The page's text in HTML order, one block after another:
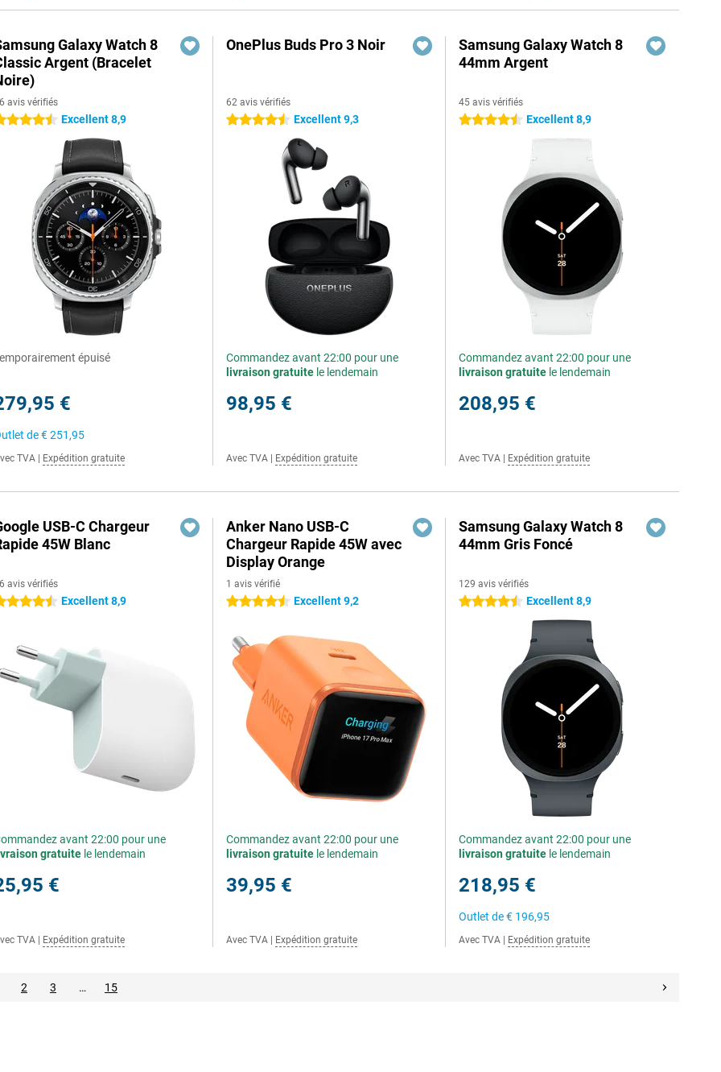
Galaxy Watch 8
Argent (Bracelet
avis vérifiés
étoiles Excellent 8,9
épuisé
€
de€ 251,95
TVA Expédition gratuite
OnePlus Buds Pro 3 Noir
62 avis vérifiés
4.5 étoiles Excellent 9,3
Commandez avant 22:00 pour une
livraison gratuite le lendemain
98,95 €
Avec TVA Expédition gratuite
Samsung Galaxy Watch 8
44mm Argent
45 avis vérifiés
4.5 étoiles Excellent 8,9
Commandez avant 22:00 pour une
livraison gratuite le lendemain
208,95 €
Avec TVA Expédition gratuite
USB-C Chargeur
45W Blanc
avis vérifiés
étoiles Excellent 8,9
avant 22:00 pour une
gratuite le lendemain
€
TVA Expédition gratuite
Anker Nano USB-C
Chargeur Rapide 45W avec
Display Orange
1 avis vérifié
4.5 étoiles Excellent 9,2
Commandez avant 22:00 pour une
livraison gratuite le lendemain
39,95 €
Avec TVA Expédition gratuite
Samsung Galaxy Watch 8
44mm Gris Foncé
129 avis vérifiés
4.5 étoiles Excellent 8,9
Commandez avant 22:00 pour une
livraison gratuite le lendemain
218,95 €
Outlet de€ 196,95
Avec TVA Expédition gratuite
2 3 … 15